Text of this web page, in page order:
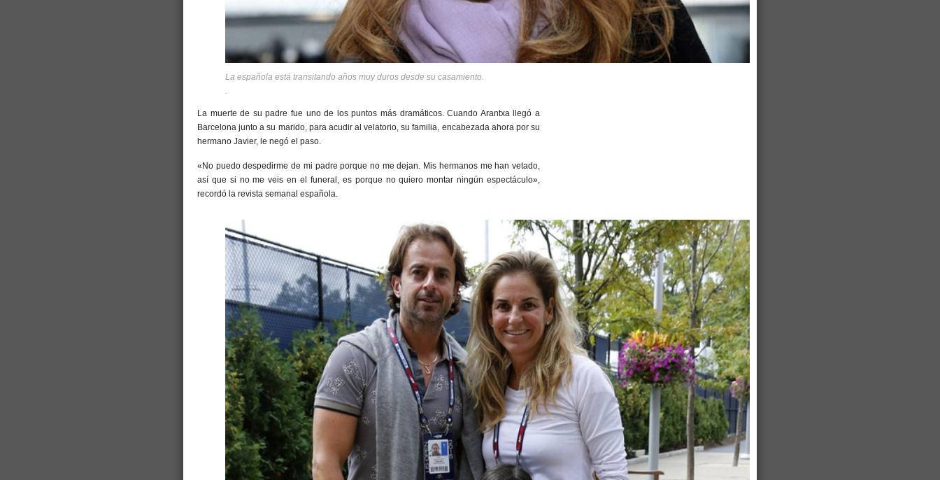
La española está transitando años muy duros desde su casamiento.
La muerte de su padre fue uno de los puntos más dramáticos. Cuando Arantxa llegó a
Barcelona junto a su marido, para acudir al velatorio, su familia, encabezada ahora por su
hermano Javier, le negó el paso.
«No puedo despedirme de mi padre porque no me dejan. Mis hermanos me han vetado,
así que si no me veis en el funeral, es porque no quiero montar ningún espectáculo»,
recordó la revista semanal española.